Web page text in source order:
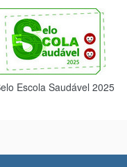
Escola Saudável 2025